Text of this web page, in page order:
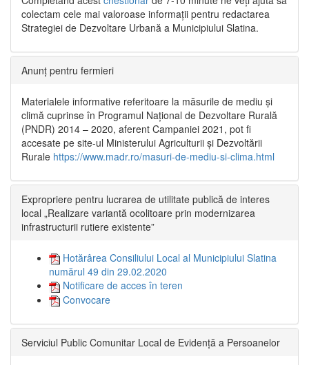
colectam cele mai valoroase informații pentru redactarea
Strategiei de Dezvoltare Urbană a Municipiului Slatina.
Anunț pentru fermieri
Materialele informative referitoare la măsurile de mediu și
climă cuprinse în Programul Național de Dezvoltare Rurală
(PNDR) 2014 – 2020, aferent Campaniei 2021, pot fi
accesate pe site-ul Ministerului Agriculturii și Dezvoltării
Rurale https://www.madr.ro/masuri-de-mediu-si-clima.html
Expropriere pentru lucrarea de utilitate publică de interes
local „Realizare variantă ocolitoare prin modernizarea
infrastructurii rutiere existente”
Hotărârea Consiliului Local al Municipiului Slatina
numărul 49 din 29.02.2020
Notificare de acces în teren
Convocare
Serviciul Public Comunitar Local de Evidență a Persoanelor